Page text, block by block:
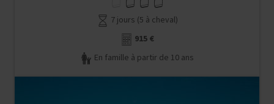
7 jours (5 à cheval)
915 €
En famille à partir de 10 ans